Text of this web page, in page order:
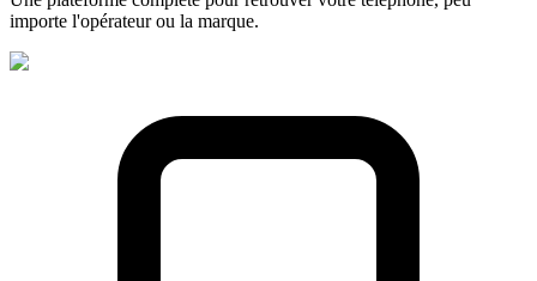
importe l'opérateur ou la marque.